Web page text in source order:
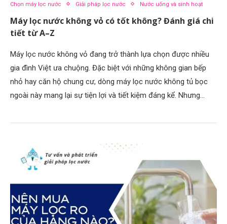
Chọn máy lọc nước Giải pháp lọc nước Nước uống và sinh hoạt
Máy lọc nước không vỏ có tốt không? Đánh giá chi
tiết từ A–Z
Máy lọc nước không vỏ đang trở thành lựa chọn được nhiều
gia đình Việt ưa chuộng. Đặc biệt với những không gian bếp
nhỏ hay căn hộ chung cư, dòng máy lọc nước không tủ bọc
ngoài này mang lại sự tiện lợi và tiết kiệm đáng kể. Nhưng…